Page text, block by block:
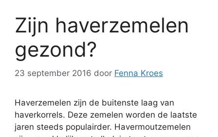
Zijn haverzemelen
gezond?
23 september 2016 door Fenna Kroes
Haverzemelen zijn de buitenste laag van
haverkorrels. Deze zemelen worden de laatste
jaren steeds populairder. Havermoutzemelen